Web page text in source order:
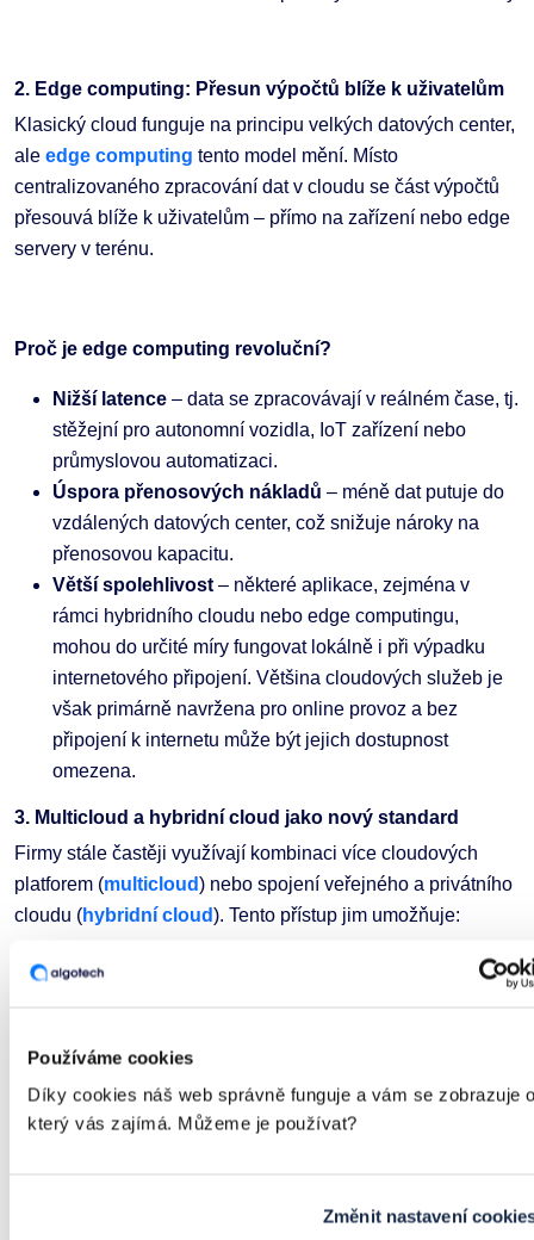
Používáme cookies
Díky cookies náš web správně funguje a vám se zobrazuje
který vás zajímá. Můžeme je používat?
Změnit nastavení
2. Edge computing: Přesun výpočtů blíže k uživatelům
Klasický cloud funguje na principu velkých datových center,
ale edge computing tento model mění. Místo
centralizovaného zpracování dat v cloudu se část výpočtů
přesouvá blíže k uživatelům – přímo na zařízení nebo edge
servery v terénu.
Proč je edge computing revoluční?
Nižší latence – data se zpracovávají v reálném čase, tj.
stěžejní pro autonomní vozidla, IoT zařízení nebo
průmyslovou automatizaci.
Úspora přenosových nákladů – méně dat putuje do
vzdálených datových center, což snižuje nároky na
přenosovou kapacitu.
Větší spolehlivost – některé aplikace, zejména v
rámci hybridního cloudu nebo edge computingu,
mohou do určité míry fungovat lokálně i při výpadku
internetového připojení. Většina cloudových služeb je
však primárně navržena pro online provoz a bez
připojení k internetu může být jejich dostupnost
omezena.
3. Multicloud a hybridní cloud jako nový standard
Firmy stále častěji využívají kombinaci více cloudových
platforem (multicloud) nebo spojení veřejného a privátního
cloudu (hybridní cloud). Tento přístup jim umožňuje:
Zabránit závislosti na jednom poskytovateli (vendor
potřeb.
Zvýšit bezpečnost a kontrolu nad citlivými daty.
4. Bezpečnost v cloudu: Zero Trust a kvantové šifrování